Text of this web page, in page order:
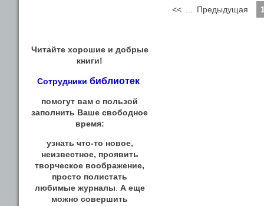
<< Предыдущая
Читайте хорошие и добрые
книги!
Сотрудники библиотек
помогут вам с пользой
заполнить Ваше свободное
время:
узнать что-то новое,
неизвестное, проявить
творческое воображение,
просто полистать
любимые журналы А еще
можно совершить